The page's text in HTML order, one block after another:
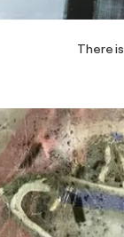
There